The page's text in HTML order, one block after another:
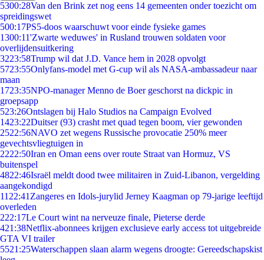
5300:28Van den Brink zet nog eens 14 gemeenten onder toezicht om
spreidingswet
500:17PS5-doos waarschuwt voor einde fysieke games
1300:11'Zwarte weduwes' in Rusland trouwen soldaten voor
overlijdensuitkering
3223:58Trump wil dat J.D. Vance hem in 2028 opvolgt
5723:55Onlyfans-model met G-cup wil als NASA-ambassadeur naar
maan
1723:35NPO-manager Menno de Boer geschorst na dickpic in
groepsapp
523:26Ontslagen bij Halo Studios na Campaign Evolved
1423:22Duitser (93) crasht met quad tegen boom, vier gewonden
2522:56NAVO zet wegens Russische provocatie 250% meer
gevechtsvliegtuigen in
2222:50Iran en Oman eens over route Straat van Hormuz, VS
buitenspel
4822:46Israël meldt dood twee militairen in Zuid-Libanon, vergelding
aangekondigd
11 22:41 Zangeres en Idols-jurylid Jerney Kaagman op 79-jarige leeftijd
overleden
222:17Le Court wint na nerveuze finale, Pieterse derde
421:38Netflix-abonnees krijgen exclusieve early access tot uitgebreide
GTA VI trailer
5521:25Waterschappen slaan alarm wegens droogte: Gereedschapskist